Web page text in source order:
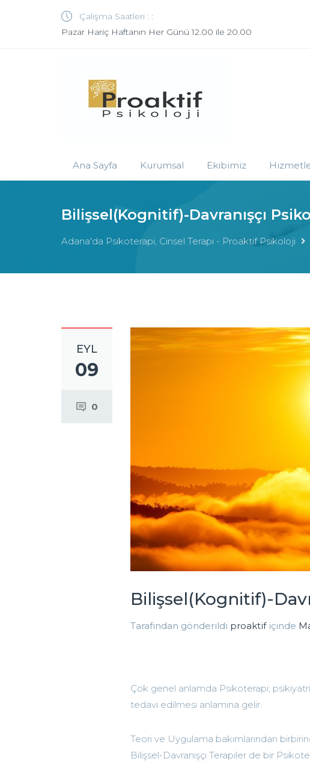
Çalışma Saatleri : :
Pazar Hariç Haftanın Her Günü 12.00 ile 20.00
Ana Sayfa Kurumsal Ekibimiz
Bilişsel(Kognitif)-Davranışçı
Adana'da Psikoterapi, Cinsel Terapi - Proaktif Psikoloji
EYL
09
0
Bilişsel(Kognitif)-
Tarafından gönderildi proaktif içinde
Çok genel anlamda Psikoterapi;
tedavi edilmesi anlamına gelir.
Teori ve Uygulama bakımlarından
Bilişsel-Davranışçı Terapiler de bir